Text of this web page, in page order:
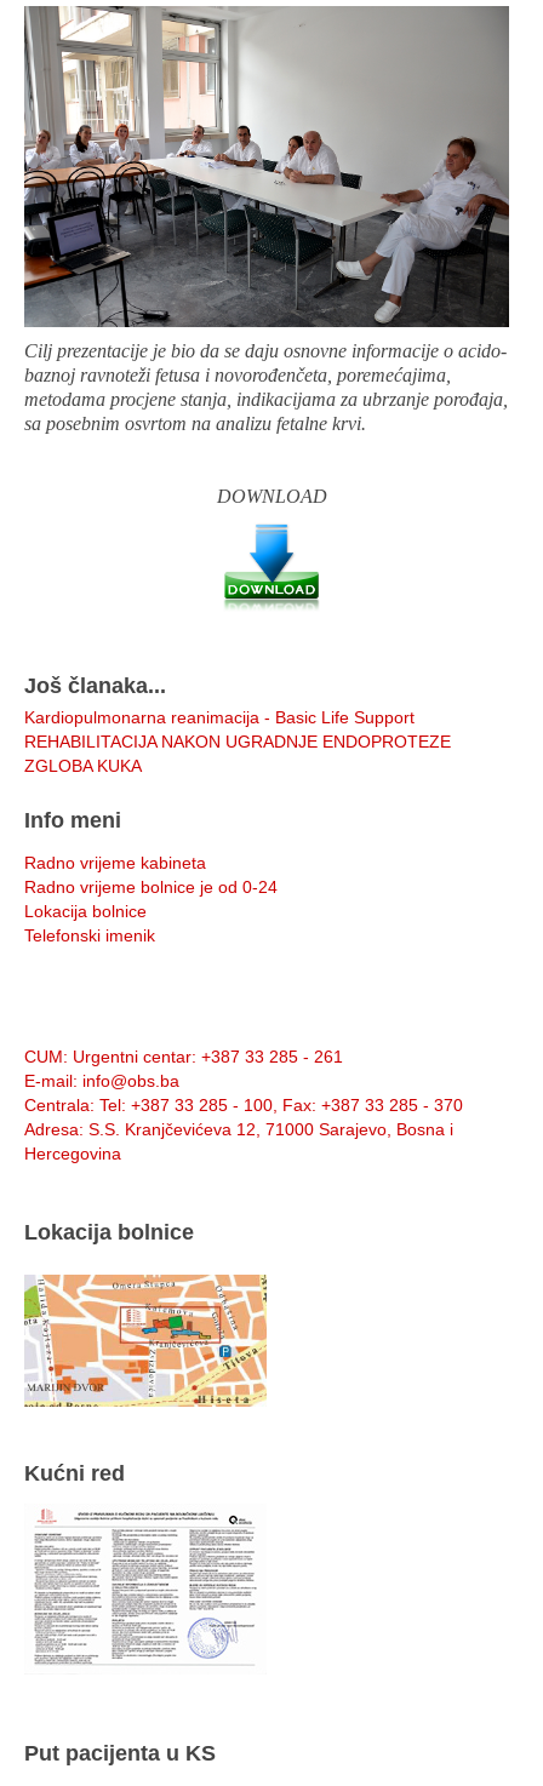
Cilj prezentacije je bio da se daju osnovne informacije o acido-
baznoj ravnoteži fetusa i novorođenčeta, poremećajima,
metodama procjene stanja, indikacijama za ubrzanje porođaja,
sa posebnim osvrtom na analizu fetalne krvi.
DOWNLOAD
Još članaka...
Kardiopulmonarna reanimacija - Basic Life Support
REHABILITACIJA NAKON UGRADNJE ENDOPROTEZE
ZGLOBA KUKA
Info meni
Radno vrijeme kabineta
Radno vrijeme bolnice je od 0-24
Lokacija bolnice
Telefonski imenik
CUM: Urgentni centar: +387 33 285 - 261
E-mail: info@obs.ba
Centrala: Tel: +387 33 285 - 100, Fax: +387 33 285 - 370
Adresa: S.S. Kranjčevićeva 12, 71000 Sarajevo, Bosna i
Hercegovina
Lokacija bolnice
Kućni red
Put pacijenta u KS